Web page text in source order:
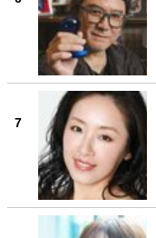
7